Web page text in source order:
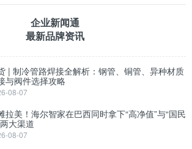
企业新闻通
最新品牌资讯
| 制冷管路焊接全解析：钢管、铜管、异种材质
与阀件选择攻略
08-07
拉美！海尔智家在巴西同时拿下“高净值”与“国民
大渠道
08-07